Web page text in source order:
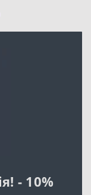
- 10%